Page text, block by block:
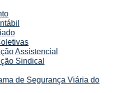
Assistencial
Sindical
de Segurança Viária do